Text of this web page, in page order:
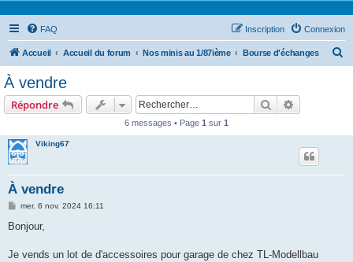
FAQ Connexion
Inscription
Accueil Accueil du forum Nos minis au 1/87ième Bourse d'échanges
À vendre
Répondre Rechercher
6 messages • Page 1 sur 1
Viking67
À vendre
M
s
g
mer. 6 nov. 2024 16:11
Bonjour,
Je vends un lot de d'accessoires pour garage de chez TL-Modellbau